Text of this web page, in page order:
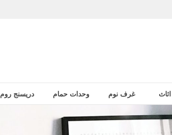
اثاث غرف نوم وحدات حمام دريسنج روم